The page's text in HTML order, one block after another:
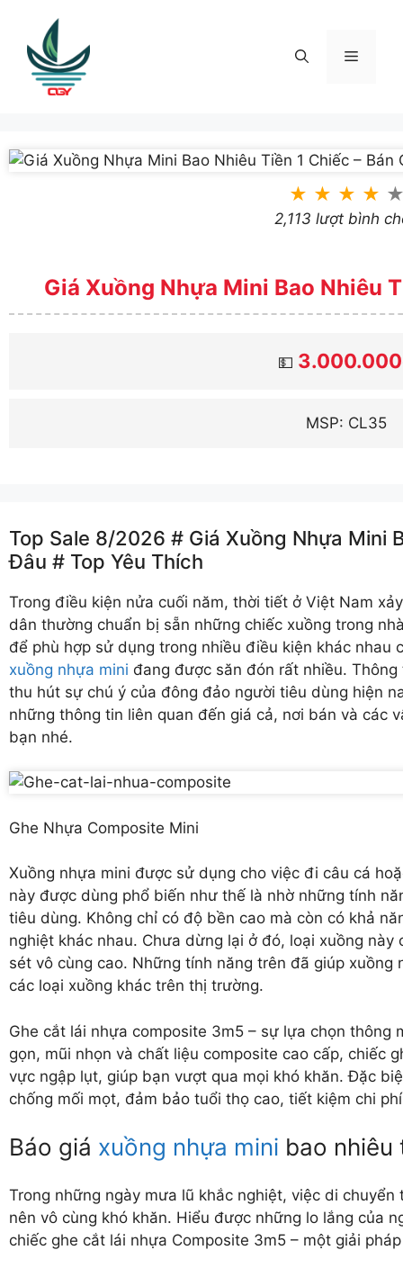
content
Menu
★ ★ ★ ★
2,113 lượt bình
Giá Xuồng Nhựa Mini Bao Nhiêu
💵
MSP: CL35
Top Sale 8/2026 # Giá Xuồng Nhựa Mini
Đâu # Top Yêu Thích
Trong điều kiện nửa cuối năm, thời tiết ở Việt Nam
dân thường chuẩn bị sẵn những chiếc xuồng trong
để phù hợp sử dụng trong nhiều điều kiện khác nhau
xuồng nhựa mini đang được săn đón rất nhiều.
thu hút sự chú ý của đông đảo người tiêu dùng hiện
những thông tin liên quan đến giá cả, nơi bán và các
bạn nhé.
Ghe Nhựa Composite Mini
Xuồng nhựa mini được sử dụng cho việc đi câu cá
này được dùng phổ biến như thế là nhờ những tính
tiêu dùng. Không chỉ có độ bền cao mà còn có khả
nghiệt khác nhau. Chưa dừng lại ở đó, loại xuồng
sét vô cùng cao. Những tính năng trên đã giúp xuồng
các loại xuồng khác trên thị trường.
Ghe cắt lái nhựa composite 3m5 – sự lựa chọn thông
gọn, mũi nhọn và chất liệu composite cao cấp, chiếc
vực ngập lụt, giúp bạn vượt qua mọi khó khăn. Đặc
chống mối mọt, đảm bảo tuổi thọ cao, tiết kiệm chi
Báo giá xuồng nhựa mini bao nhiêu
Trong những ngày mưa lũ khắc nghiệt, việc di
nên vô cùng khó khăn. Hiểu được những lo lắng của
chiếc ghe cắt lái nhựa Composite 3m5 – một giải